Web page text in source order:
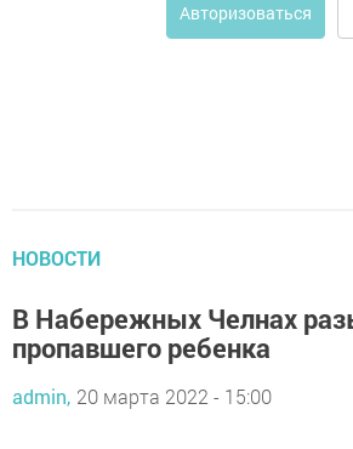
Авторизоваться
НОВОСТИ
В Набережных Челнах
пропавшего ребенка
admin, 20 марта 2022 - 15:00